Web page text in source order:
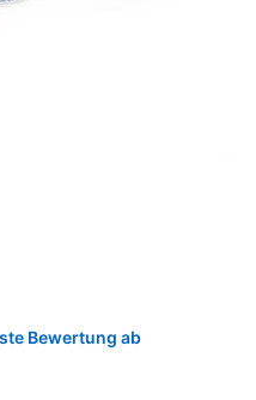
Bewertung ab